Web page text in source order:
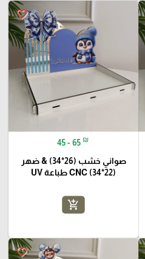
favorite_border
45 - 65 ₪
صواني خشب (26*34) & ضهر
(22*34) CNC طباعة UV
add_shopping_cart
favorite_border